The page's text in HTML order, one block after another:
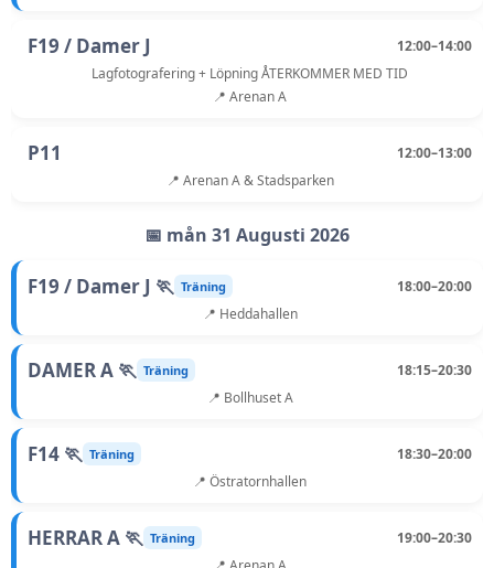
F19 / Damer J
12:00–14:00
Lagfotografering + Löpning ÅTERKOMMER MED TID
📍 Arenan A
P11
12:00–13:00
📍 Arenan A & Stadsparken
📅 mån 31 Augusti 2026
F19 / Damer J 🏃 Träning
18:00–20:00
📍 Heddahallen
DAMER A 🏃 Träning
18:15–20:30
📍 Bollhuset A
F14 🏃 Träning
18:30–20:00
📍 Östratornhallen
HERRAR A 🏃 Träning
19:00–20:30